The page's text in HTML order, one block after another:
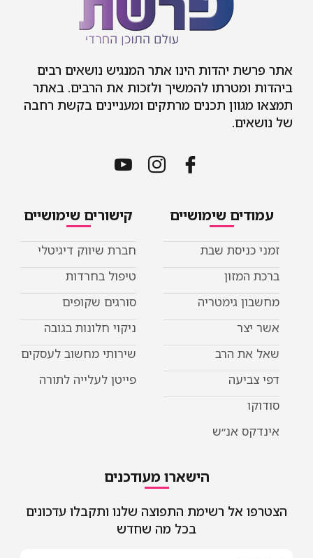
אתר פרשת יהדות הינו אתר המנגיש נושאים רבים
ביהדות ומטרתו להמשיך ולזכות את הרבים. באתר
תמצאו מגוון תכנים מרתקים ומעניינים בקשת רחבה
של נושאים.
עמודים שימושיים
זמני כניסת שבת
ברכת המזון
מחשבון גימטריה
אשר יצר
שאל את הרב
דפי צביעה
סודוקו
אינדקס אנ״ש
קישורים שימושיים
חברת שיווק דיגיטלי
טיפול בחרדות
סורגים שקופים
ניקוי חלונות בגובה
שירותי מחשוב לעסקים
פייטן לעלייה לתורה
הישארו מעודכנים
הצטרפו אל רשימת התפוצה שלנו ותקבלו עדכונים
בכל מה שחדש